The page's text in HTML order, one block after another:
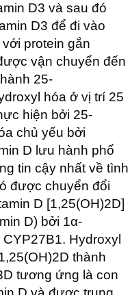
D3 và sau đó
D3 để đi vào
protein gắn
vận chuyển đến
25-
hóa ở vị trí 25
hiện bởi 25-
chủ yếu bởi
D lưu hành phổ
tin cậy nhất về tình
được chuyển đổi
D [1,25(OH)2D]
D) bởi 1α-
Hydroxyl
thành
tương ứng là con